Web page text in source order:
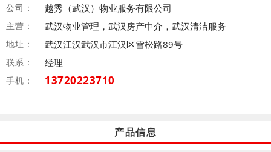
公司： 越秀（武汉）物业服务有限公司
主营： 武汉物业管理，武汉房产中介，武汉清洁服务
地址： 武汉江汉武汉市江汉区雪松路89号
联系： 经理
手机： 13720223710
产品信息